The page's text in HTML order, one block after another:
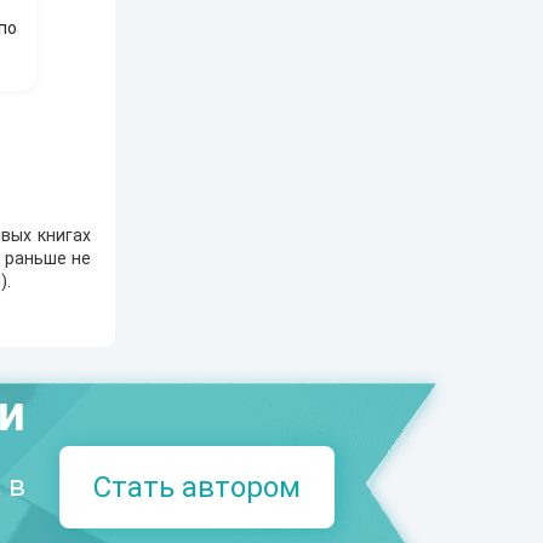
книгах
раньше не
).
в
Стать автором